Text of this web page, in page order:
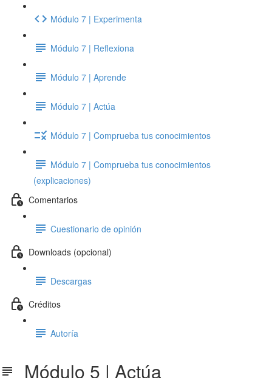
Módulo 7 | Experimenta
Módulo 7 | Reflexiona
Módulo 7 | Aprende
Módulo 7 | Actúa
Módulo 7 | Comprueba tus conocimientos
Módulo 7 | Comprueba tus conocimientos
(explicaciones)
Comentarios
Cuestionario de opinión
Downloads (opcional)
Descargas
Créditos
Autoría
Módulo 5 | Actúa